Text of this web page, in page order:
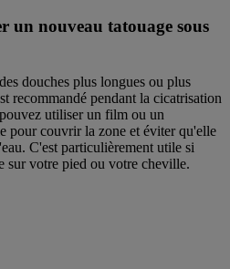
un nouveau tatouage sous
douches plus longues ou plus
recommandé pendant la cicatrisation
utiliser un film ou un
pour couvrir la zone et éviter qu'elle
C'est particulièrement utile si
sur votre pied ou votre cheville.